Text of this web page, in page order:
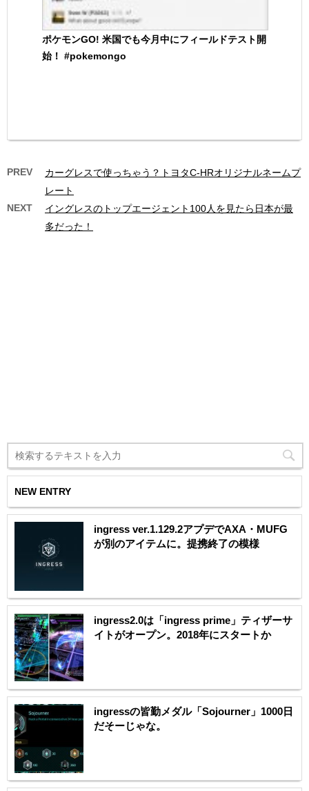
ポケモンGO! 米国でも今月中にフィールドテスト開
始！ #pokemongo
PREV
カーグレスで使っちゃう？トヨタC-HRオリジナルネームプ
レート
NEXT
イングレスのトップエージェント100人を見たら日本が最
多だった！
NEW ENTRY
ingress ver.1.129.2アプデでAXA・MUFG
が別のアイテムに。提携終了の模様
ingress2.0は「ingress prime」ティザーサ
イトがオープン。2018年にスタートか
ingressの皆勤メダル「Sojourner」1000日
だそーじゃな。